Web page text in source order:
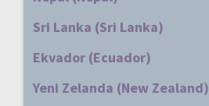
Sri Lanka (Sri Lanka)
Ekvador (Ecuador)
Yeni Zelanda (New Zealand)